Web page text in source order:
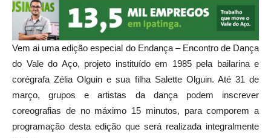
Vem ai uma edição especial do Endança – Encontro de Dança
do Vale do Aço, projeto instituído em 1985 pela bailarina e
corégrafa Zélia Olguin e sua filha Salette Olguin. Até 31 de
março, grupos e artistas da dança podem inscrever
coreografias de no máximo 15 minutos, para comporem a
programação desta edição que será realizada integralmente
online.